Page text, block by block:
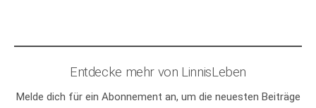
Entdecke mehr von LinnisLeben
Melde dich für ein Abonnement an, um die neuesten Beiträge